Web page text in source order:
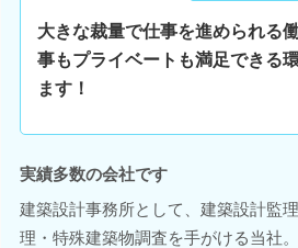
大きな裁量で仕事を進められる
事もプライベートも満足できる
ます！
実績多数の会社です
建築設計事務所として、建築設計監
理・特殊建築物調査を手がける当社